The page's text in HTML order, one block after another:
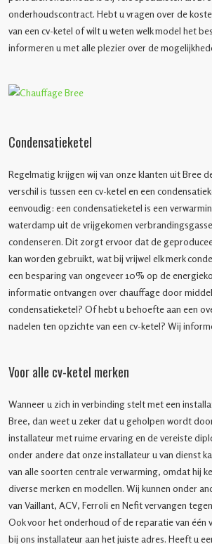
onderhoudscontract. Hebt u vragen over de
van een cv-ketel of wilt u weten welk model het
informeren u met alle plezier over de
Condensatieketel
Regelmatig krijgen wij van onze klanten uit Bree
verschil is tussen een cv-ketel en een
eenvoudig: een condensatieketel is een
waterdamp uit de vrijgekomen
condenseren. Dit zorgt ervoor dat de
kan worden gebruikt, wat bij vrijwel elk merk
een besparing van ongeveer 10% op de
informatie ontvangen over chauffage door
condensatieketel? Of hebt u behoefte aan een
nadelen ten opzichte van een cv-ketel? Wij
Voor alle cv-ketel merken
Wanneer u zich in verbinding stelt met een
Bree, dan weet u zeker dat u geholpen wordt
installateur met ruime ervaring en de vereiste
onder andere dat onze installateur u van dienst
van alle soorten centrale verwarming, omdat hij
diverse merken en modellen. Wij kunnen onder
van Vaillant, ACV, Ferroli en Nefit vervangen
Ook voor het onderhoud of de reparatie van één
bij ons installateur aan het juiste adres. Heeft u